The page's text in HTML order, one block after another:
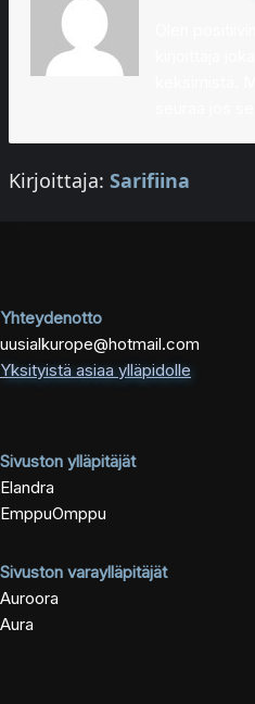
Kirjoittaja: Sarifiina
Yhteydenotto
uusialkurope@hotmail.com
Yksityistä asiaa ylläpidolle
Sivuston ylläpitäjät
Elandra
EmppuOmppu
Sivuston varaylläpitäjät
Auroora
Aura